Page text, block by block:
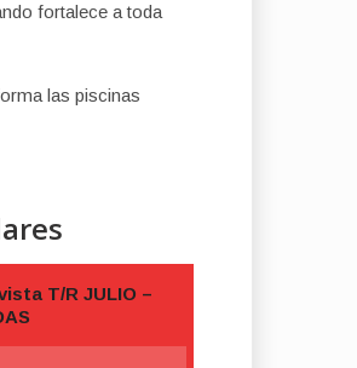
fortalece a toda
las piscinas